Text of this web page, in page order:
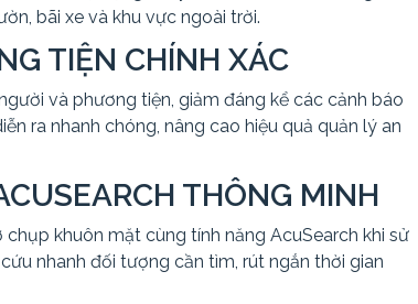
bãi xe và khu vực ngoài trời.
TIỆN CHÍNH XÁC
và phương tiện, giảm đáng kể các cảnh báo
ra nhanh chóng, nâng cao hiệu quả quản lý an
THÔNG MINH
chụp khuôn mặt cùng tính năng AcuSearch khi sử
nhanh đối tượng cần tìm, rút ngắn thời gian